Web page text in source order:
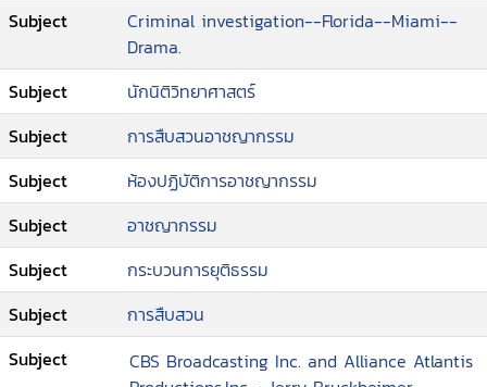
อากาศจากซีบีเอส หลังจากออกอากาศมาทั้งหมด
10 ซีซั่น
Subject
Criminal investigation--Florida--Miami--
Drama.
Subject
นักนิติวิทยาศาสตร์
Subject
การสืบสวนอาชญากรรม
Subject
ห้องปฏิบัติการอาชญากรรม
Subject
อาชญากรรม
Subject
กระบวนการยุติธรรม
Subject
การสืบสวน
Subject
CBS Broadcasting Inc. and Alliance Atlantis